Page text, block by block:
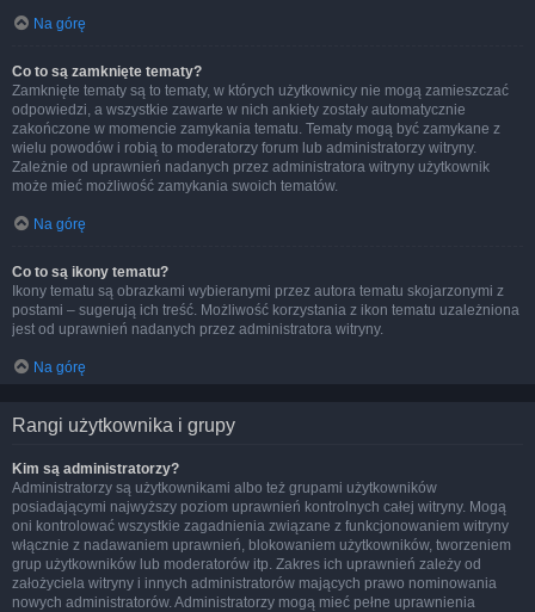
Na górę
Co to są zamknięte tematy?
Zamknięte tematy są to tematy, w których użytkownicy nie mogą zamieszczać
odpowiedzi, a wszystkie zawarte w nich ankiety zostały automatycznie
zakończone w momencie zamykania tematu. Tematy mogą być zamykane z
wielu powodów i robią to moderatorzy forum lub administratorzy witryny.
Zależnie od uprawnień nadanych przez administratora witryny użytkownik
może mieć możliwość zamykania swoich tematów.
Na górę
Co to są ikony tematu?
Ikony tematu są obrazkami wybieranymi przez autora tematu skojarzonymi z
postami – sugerują ich treść. Możliwość korzystania z ikon tematu uzależniona
jest od uprawnień nadanych przez administratora witryny.
Na górę
Rangi użytkownika i grupy
Kim są administratorzy?
Administratorzy są użytkownikami albo też grupami użytkowników
posiadającymi najwyższy poziom uprawnień kontrolnych całej witryny. Mogą
oni kontrolować wszystkie zagadnienia związane z funkcjonowaniem witryny
włącznie z nadawaniem uprawnień, blokowaniem użytkowników, tworzeniem
grup użytkowników lub moderatorów itp. Zakres ich uprawnień zależy od
założyciela witryny i innych administratorów mających prawo nominowania
nowych administratorów. Administratorzy mogą mieć pełne uprawnienia